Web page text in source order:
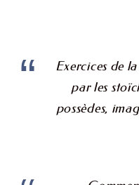
Exercices de
par les
possèdes,